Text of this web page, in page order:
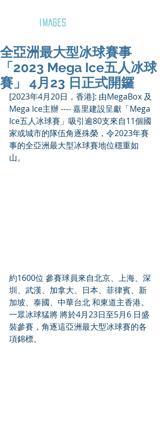
IMAGES
全亞洲最大型冰球賽事
「2023 Mega Ice五人冰球
賽」 4月23 日正式開鑼
[2023年4月20日，香港]: 由MegaBox 及
Mega Ice主辦 ---- 嘉里建設呈獻「Mega
Ice五人冰球賽」吸引逾80支來自11個國
家或城市的隊伍角逐殊榮，令2023年賽
事的全亞洲最大型冰球賽地位穩重如
山。
約1600位 參賽球員來自北京、上海、深
圳、武漢、加拿大、日本、菲律賓、新
加坡、泰國、中華台北 和東道主香港。
一眾冰球猛將 將於4月23日至5月6 日盛
裝參賽，角逐這亞洲最大型冰球賽的各
項錦標。